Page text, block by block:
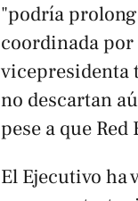
"podría
coordinada
vicepresidenta
no descartan
pese a que
El Ejecutivo